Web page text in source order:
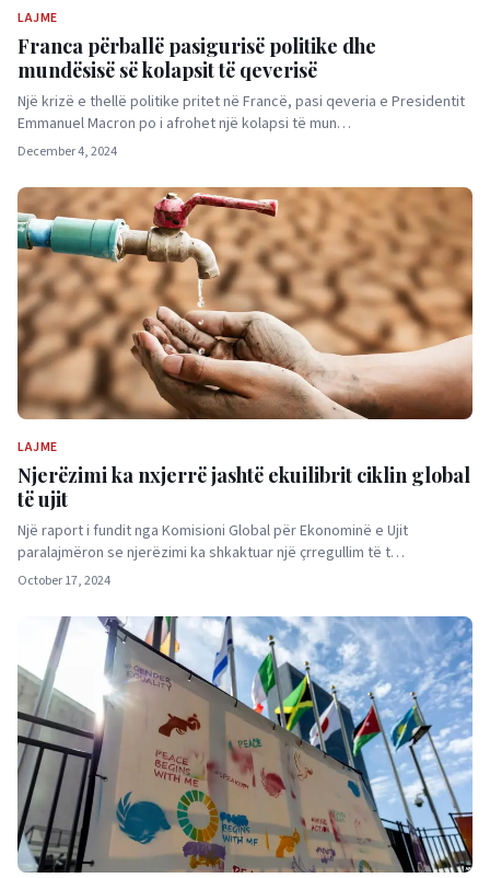
LAJME
Franca përballë pasigurisë politike dhe
mundësisë së kolapsit të qeverisë
Një krizë e thellë politike pritet në Francë, pasi qeveria e Presidentit
Emmanuel Macron po i afrohet një kolapsi të mun…
December 4, 2024
LAJME
Njerëzimi ka nxjerrë jashtë ekuilibrit ciklin global
të ujit
Një raport i fundit nga Komisioni Global për Ekonominë e Ujit
paralajmëron se njerëzimi ka shkaktuar një çrregullim të t…
October 17, 2024